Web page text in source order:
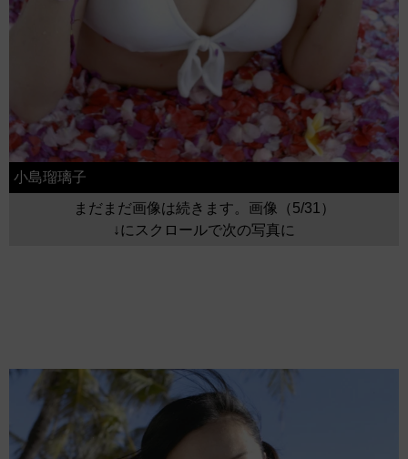
小島瑠璃子
まだまだ画像は続きます。画像（5/31）
↓にスクロールで次の写真に